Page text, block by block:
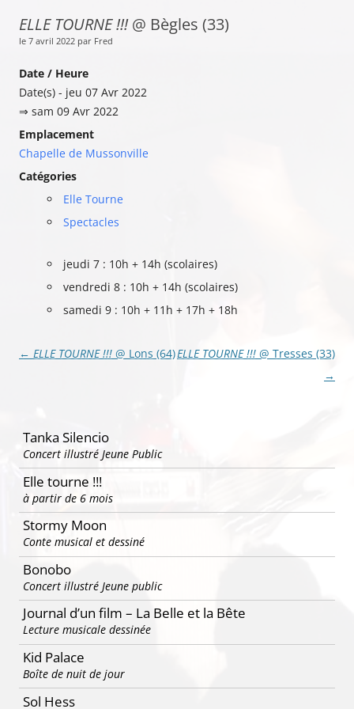
ELLE TOURNE !!!@ Bègles (33)
le 7 avril 2022 par Fred
Date / Heure
Date(s) - jeu 07 Avr 2022
⇒ sam 09 Avr 2022
Emplacement
Chapelle de Mussonville
Catégories
Elle Tourne
Spectacles
jeudi 7 : 10h + 14h (scolaires)
vendredi 8 : 10h + 14h (scolaires)
samedi 9 : 10h + 11h + 17h + 18h
Navigation
← ELLE TOURNE !!! @ Lons (64)ELLE TOURNE !!! @ Tresses (33)
→
Tanka Silencio
Concert illustré Jeune Public
Elle tourne !!!
à partir de 6 mois
Stormy Moon
Conte musical et dessiné
Bonobo
Concert illustré Jeune public
Journal d’un film – La Belle et la Bête
Lecture musicale dessinée
Kid Palace
Boîte de nuit de jour
Sol Hess